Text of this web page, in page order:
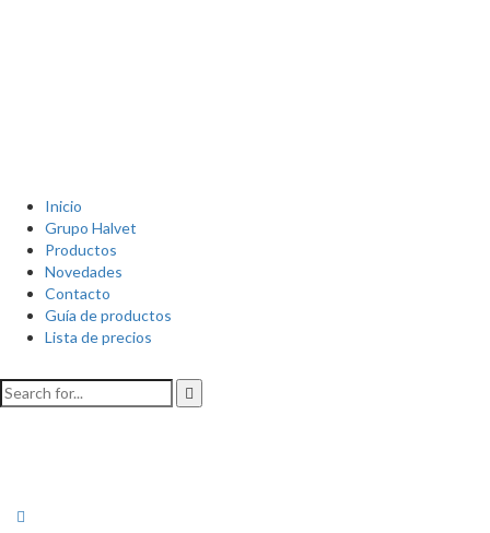
Inicio
Grupo Halvet
Productos
Novedades
Contacto
Guía de productos
Lista de precios